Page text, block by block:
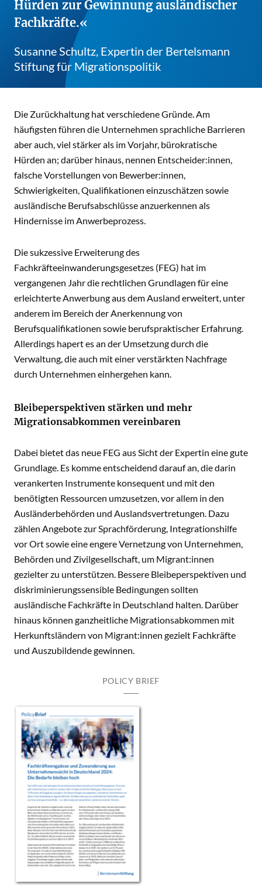
Hürden zur Gewinnung ausländischer
Fachkräfte.
Susanne Schultz, Expertin der Bertelsmann
Stiftung für Migrationspolitik
Die Zurückhaltung hat verschiedene Gründe. Am
häufigsten führen die Unternehmen sprachliche Barrieren
aber auch, viel stärker als im Vorjahr, bürokratische
Hürden an; darüber hinaus, nennen Entscheider:innen,
falsche Vorstellungen von Bewerber:innen,
Schwierigkeiten, Qualifikationen einzuschätzen sowie
ausländische Berufsabschlüsse anzuerkennen als
Hindernisse im Anwerbeprozess.
Die sukzessive Erweiterung des
Fachkräfteeinwanderungsgesetzes (FEG) hat im
vergangenen Jahr die rechtlichen Grundlagen für eine
erleichterte Anwerbung aus dem Ausland erweitert, unter
anderem im Bereich der Anerkennung von
Berufsqualifikationen sowie berufspraktischer Erfahrung.
Allerdings hapert es an der Umsetzung durch die
Verwaltung, die auch mit einer verstärkten Nachfrage
durch Unternehmen einhergehen kann.
Bleibeperspektiven stärken und mehr
Migrationsabkommen vereinbaren
Dabei bietet das neue FEG aus Sicht der Expertin eine gute
Grundlage. Es komme entscheidend darauf an, die darin
verankerten Instrumente konsequent und mit den
benötigten Ressourcen umzusetzen, vor allem in den
Ausländerbehörden und Auslandsvertretungen. Dazu
zählen Angebote zur Sprachförderung, Integrationshilfe
vor Ort sowie eine engere Vernetzung von Unternehmen,
Behörden und Zivilgesellschaft, um Migrant:innen
gezielter zu unterstützen. Bessere Bleibeperspektiven und
diskriminierungssensible Bedingungen sollten
ausländische Fachkräfte in Deutschland halten. Darüber
hinaus können ganzheitliche Migrationsabkommen mit
Herkunftsländern von Migrant:innen gezielt Fachkräfte
und Auszubildende gewinnen.
POLICY BRIEF